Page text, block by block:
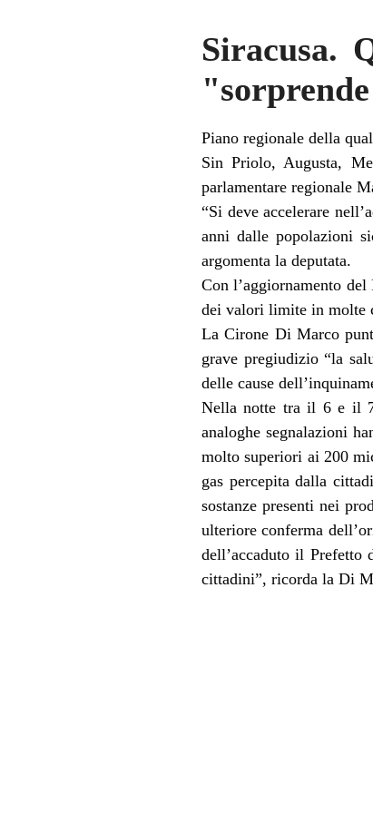
Siracusa.
Piano regionale della
Sin Priolo, Augusta,
parlamentare regionale
“Si deve accelerare
anni dalle popolazioni
argomenta la deputata.
Con l’aggiornamento
dei valori limite in molte
La Cirone Di Marco
grave pregiudizio “la
delle cause
Nella notte tra il 6 e il 7
analoghe segnalazioni
molto superiori ai 200
gas percepita dalla
sostanze presenti nei
ulteriore conferma
dell’accaduto il Prefetto
cittadini”, ricorda la Di